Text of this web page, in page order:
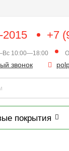
2015 +7
10:00—18:00
звонок
покрытия